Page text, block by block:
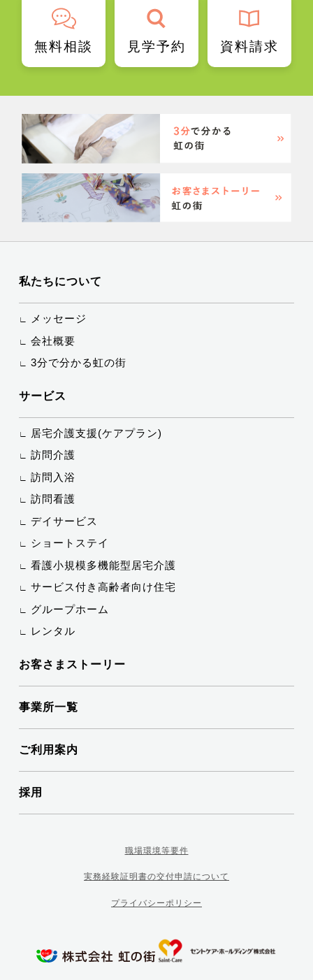
無料相談 見学予約 資料請求
私たちについて
メッセージ
会社概要
3分で分かる虹の街
サービス
居宅介護支援(ケアプラン)
訪問介護
訪問入浴
訪問看護
デイサービス
ショートステイ
看護小規模多機能型居宅介護
サービス付き高齢者向け住宅
グループホーム
レンタル
お客さまストーリー
事業所一覧
ご利用案内
採用
職場環境等要件
実務経験証明書の交付申請について
プライバシーポリシー